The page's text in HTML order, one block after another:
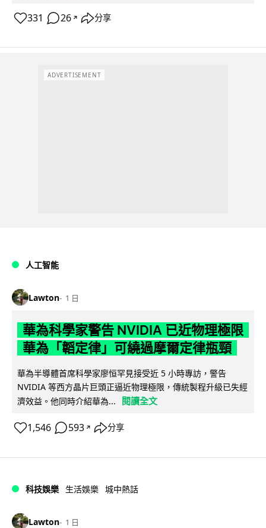
331 26 ↗ 分享
ADVERTISEMENT
人工智能
Lawton 1 日
華為科學家警告 NVIDIA 已近物理極限
華為「韜定律」可繞過摩爾定律瓶頸
華為半導體首席科學家廖恒罕見接受近 5 小時專訪，警告
NVIDIA 等西方晶片巨頭正逼近物理極限，傳統製程升級已失經
濟效益。他同時介紹華為...
閱讀全文
1,546 593 ↗ 分享
科技娛樂 生活娛樂 城中熱話
Lawton 1 日